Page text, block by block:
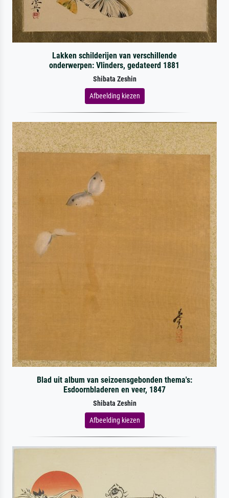
Lakken schilderijen van verschillende
onderwerpen: Vlinders, gedateerd 1881
Shibata Zeshin
Afbeelding kiezen
Blad uit album van seizoensgebonden thema's:
Esdoornbladeren en veer, 1847
Shibata Zeshin
Afbeelding kiezen